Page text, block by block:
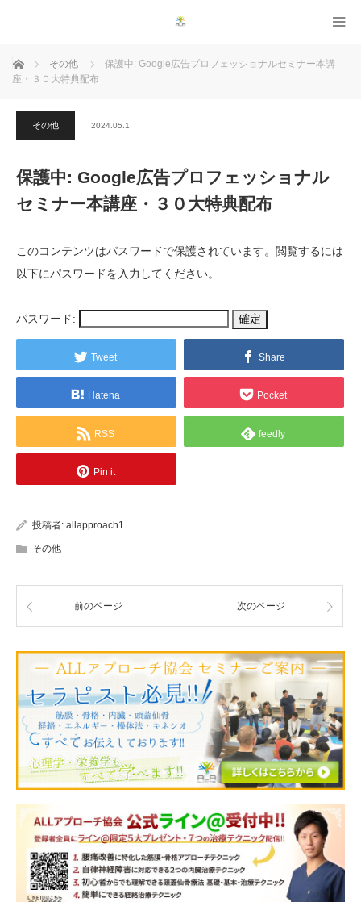
ホーム その他
保護中: Google広告プロフェッショナルセミナー本講
座・３０大特典配布
その他 2024.05.1
保護中: Google広告プロフェッショナル
セミナー本講座・３０大特典配布
このコンテンツはパスワードで保護されています。閲覧するには
以下にパスワードを入力してください。
パスワード:
Tweet Share
Hatena Pocket
RSS feedly
Pin it
投稿者: allapproach1
その他
前のページ 次のページ